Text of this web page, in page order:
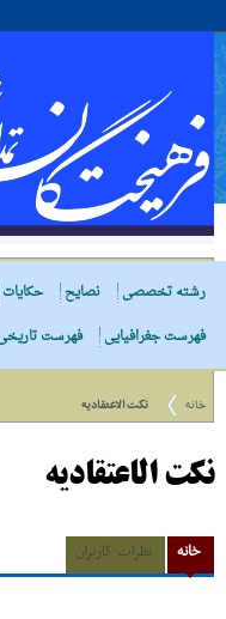
رشته تخصصی
نصایح حکایات
فهرست جغرافیایی
فهرست
خانه نکت الاعتقادیه
نکت الاعتقادیه
خانه نظرات کاربران